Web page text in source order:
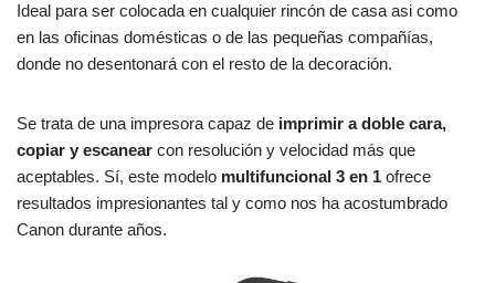
Ideal para ser colocada en cualquier rincón de casa asi como
en las oficinas domésticas o de las pequeñas compañías,
donde no desentonará con el resto de la decoración.
Se trata de una impresora capaz de imprimir a doble cara,
copiar y escanear con resolución y velocidad más que
aceptables. Sí, este modelo multifuncional 3 en 1 ofrece
resultados impresionantes tal y como nos ha acostumbrado
Canon durante años.